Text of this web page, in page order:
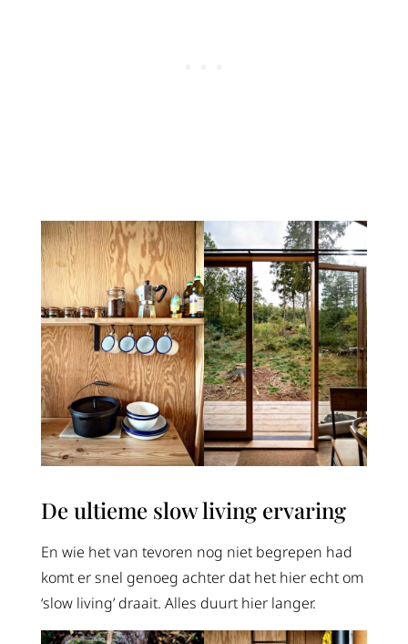
De ultieme slow living ervaring
En wie het van tevoren nog niet begrepen had
komt er snel genoeg achter dat het hier echt om
‘slow living’ draait. Alles duurt hier langer.